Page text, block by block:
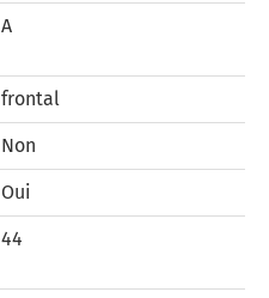
A
frontal
Non
Oui
44